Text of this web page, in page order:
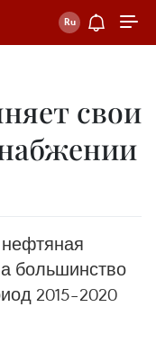
свои
большинство
2015–2020